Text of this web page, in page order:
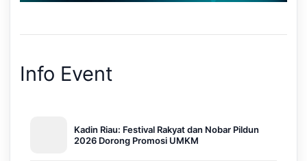
Info Event
Kadin Riau: Festival Rakyat dan Nobar Pildun
2026 Dorong Promosi UMKM